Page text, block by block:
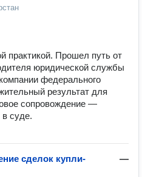
практикой. Прошел путь от
юридической службы
федерального
результат для
сопровождение —
суде.
сделок купли-
—